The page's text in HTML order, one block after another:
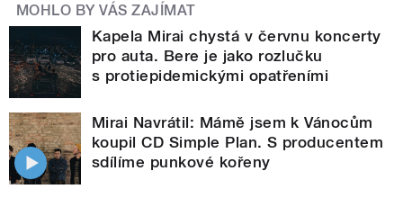
MOHLO BY VÁS ZAJÍMAT
Kapela Mirai chystá v červnu koncerty
pro auta. Bere je jako rozlučku
s protiepidemickými opatřeními
Mirai Navrátil: Mámě jsem k Vánocům
koupil CD Simple Plan. S producentem
sdílíme punkové kořeny